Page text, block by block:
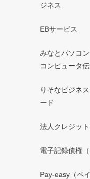
ジネス
EBサービス
みなとパソコン
コンピュータ
りそなビジネ
ード
法人クレジッ
電子記録債権（
Pay-easy（ペ